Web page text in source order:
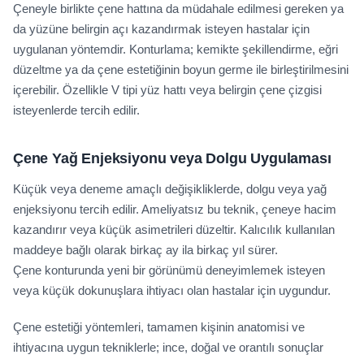
Çeneyle birlikte çene hattına da müdahale edilmesi gereken ya
da yüzüne belirgin açı kazandırmak isteyen hastalar için
uygulanan yöntemdir. Konturlama; kemikte şekillendirme, eğri
düzeltme ya da çene estetiğinin boyun germe ile birleştirilmesini
içerebilir. Özellikle V tipi yüz hattı veya belirgin çene çizgisi
isteyenlerde tercih edilir.
Çene Yağ Enjeksiyonu veya Dolgu Uygulaması
Küçük veya deneme amaçlı değişikliklerde, dolgu veya yağ
enjeksiyonu tercih edilir. Ameliyatsız bu teknik, çeneye hacim
kazandırır veya küçük asimetrileri düzeltir. Kalıcılık kullanılan
maddeye bağlı olarak birkaç ay ila birkaç yıl sürer.
Çene konturunda yeni bir görünümü deneyimlemek isteyen
veya küçük dokunuşlara ihtiyacı olan hastalar için uygundur.
Çene estetiği yöntemleri, tamamen kişinin anatomisi ve
ihtiyacına uygun tekniklerle; ince, doğal ve orantılı sonuçlar